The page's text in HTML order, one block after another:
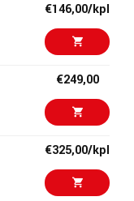
chorus
50w)
PEDL-90008
€146,00/kpl
€249,00
€325,00/kpl